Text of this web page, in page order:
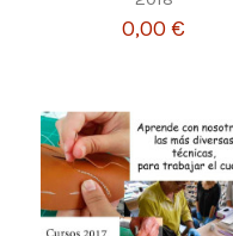
0,00 €